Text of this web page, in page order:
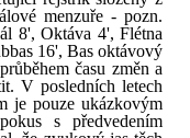
menzuře - pozn.
8', Oktáva 4', Flétna
16', Bas oktávový
času změn a
V posledních letech
je pouze ukázkovým
s předvedením